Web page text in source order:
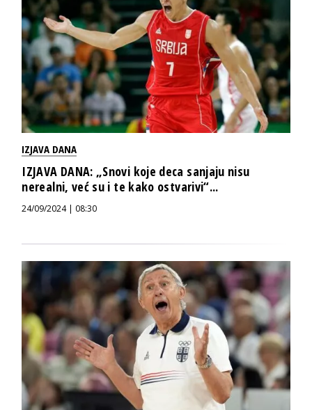
IZJAVA DANA
IZJAVA DANA: „Snovi koje deca sanjaju nisu
nerealni, već su i te kako ostvarivi“...
24/09/2024 | 08:30